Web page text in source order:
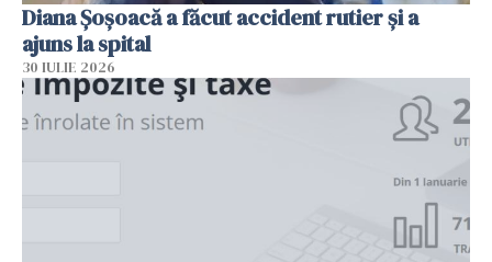
Diana Șoșoacă a făcut accident rutier și a
ajuns la spital
30 IULIE 2026